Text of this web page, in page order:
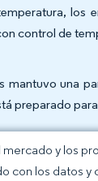
los
control de
mantuvo una
preparado
mercado y los
con los datos